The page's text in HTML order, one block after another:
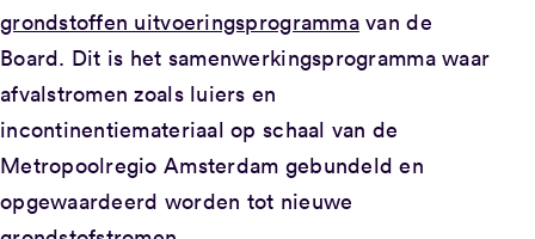
grondstoffen uitvoeringsprogrammavan de
Board. Dit is het samenwerkingsprogramma waar
afvalstromen zoals luiers en
incontinentiemateriaal op schaal van de
Metropoolregio Amsterdam gebundeld en
opgewaardeerd worden tot nieuwe